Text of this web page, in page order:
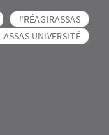
#RÉAGIRASSAS
UNIVERSITÉ